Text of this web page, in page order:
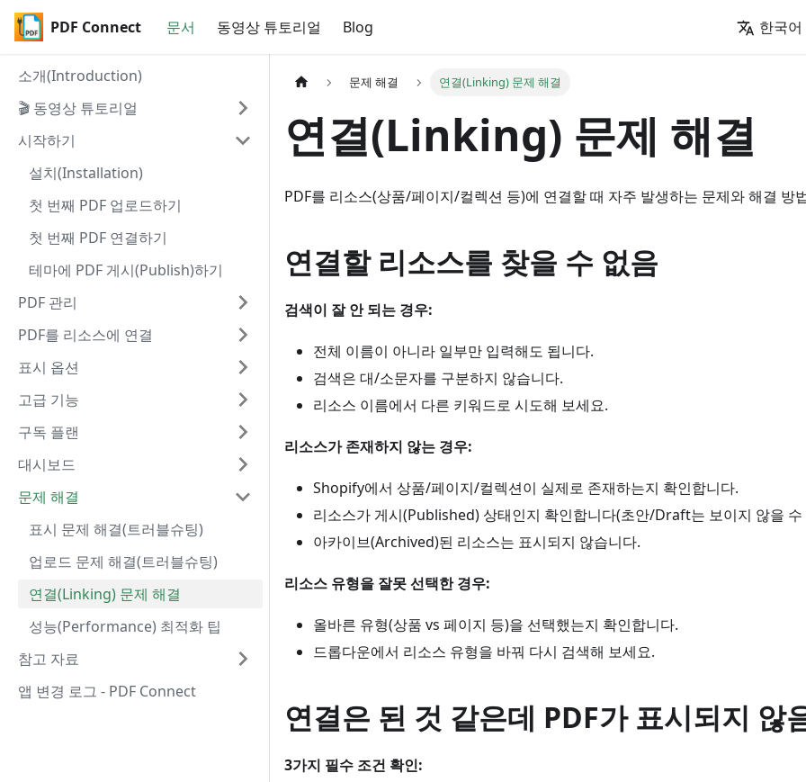
PDF Connect 문서 동영상 튜토리얼 Blog 한국어
소개(Introduction)
🎬 동영상 튜토리얼
시작하기
설치(Installation)
첫 번째 PDF 업로드하기
첫 번째 PDF 연결하기
테마에 PDF 게시(Publish)하기
PDF 관리
PDF를 리소스에 연결
표시 옵션
고급 기능
구독 플랜
대시보드
문제 해결
표시 문제 해결(트러블슈팅)
업로드 문제 해결(트러블슈팅)
연결(Linking) 문제 해결
성능(Performance) 최적화 팁
참고 자료
앱 변경 로그 - PDF Connect
문제 해결 연결(Linking) 문제 해결
연결(Linking) 문제 해결
PDF를 리소스(상품/페이지/컬렉션 등)에 연결할 때 자주 발생하는 문제와 해결 방
연결할 리소스를 찾을 수 없음
검색이 잘 안 되는 경우:
전체 이름이 아니라 일부만 입력해도 됩니다.
검색은 대/소문자를 구분하지 않습니다.
리소스 이름에서 다른 키워드로 시도해 보세요.
리소스가 존재하지 않는 경우:
Shopify에서 상품/페이지/컬렉션이 실제로 존재하는지 확인합니다.
리소스가 게시(Published) 상태인지 확인합니다(초안/Draft는 보이지 않을 수
아카이브(Archived)된 리소스는 표시되지 않습니다.
리소스 유형을 잘못 선택한 경우:
올바른 유형(상품 vs 페이지 등)을 선택했는지 확인합니다.
드롭다운에서 리소스 유형을 바꿔 다시 검색해 보세요.
연결은 된 것 같은데 PDF가 표시되지 않
3가지 필수 조건 확인: